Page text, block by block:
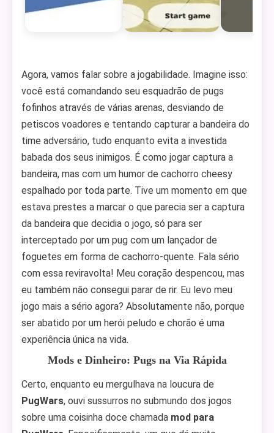
Agora, vamos falar sobre a jogabilidade. Imagine isso:
você está comandando seu esquadrão de pugs
fofinhos através de várias arenas, desviando de
petiscos voadores e tentando capturar a bandeira do
time adversário, tudo enquanto evita a investida
babada dos seus inimigos. É como jogar captura a
bandeira, mas com um humor de cachorro cheesy
espalhado por toda parte. Tive um momento em que
estava prestes a marcar o que parecia ser a captura
da bandeira que decidia o jogo, só para ser
interceptado por um pug com um lançador de
foguetes em forma de cachorro-quente. Fala sério
com essa reviravolta! Meu coração despencou, mas
eu também não consegui parar de rir. Eu levo meu
jogo mais a sério agora? Absolutamente não, porque
ser abatido por um herói peludo e chorão é uma
experiência única na vida.
Mods e Dinheiro: Pugs na Via Rápida
Certo, enquanto eu mergulhava na loucura de
PugWars, ouvi sussurros no submundo dos jogos
sobre uma coisinha doce chamada mod para